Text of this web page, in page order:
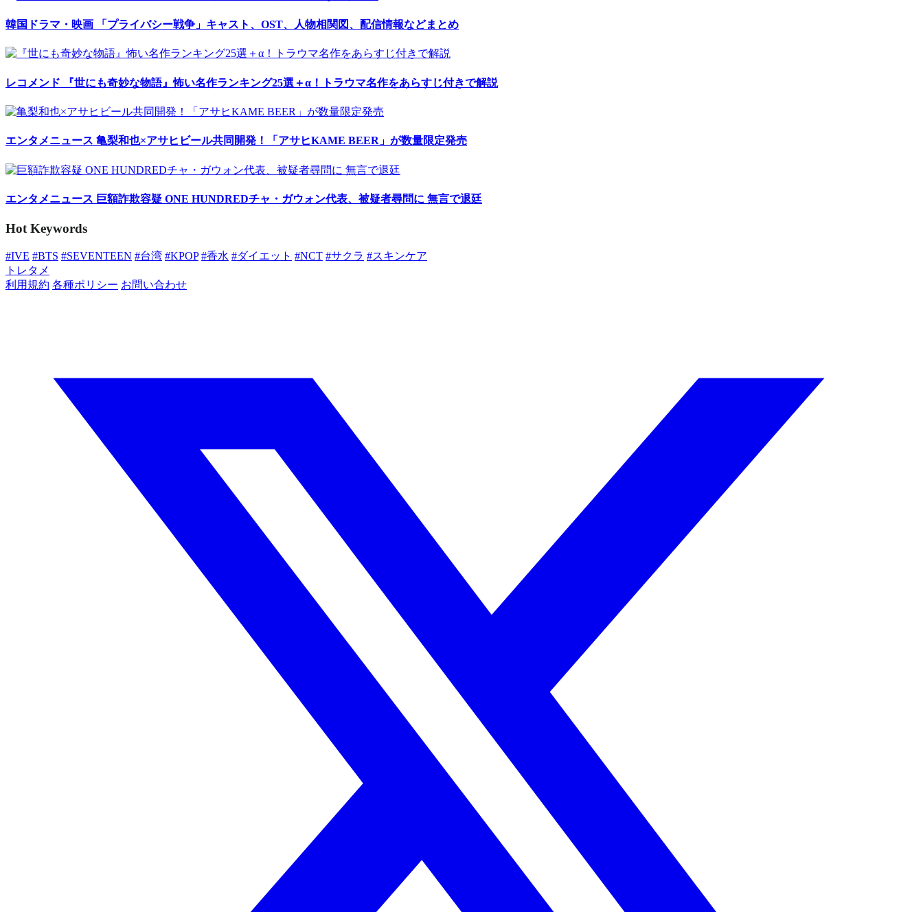
韓国ドラマ・映画 「プライバシー戦争」キャスト、OST、人物相関図、配信情報などまとめ
レコメンド 『世にも奇妙な物語』怖い名作ランキング25選＋α！トラウマ名作をあらすじ付きで解説
エンタメニュース 亀梨和也×アサヒビール共同開発！「アサヒKAME BEER」が数量限定発売
エンタメニュース 巨額詐欺容疑 ONE HUNDREDチャ・ガウォン代表、被疑者尋問に 無言で退廷
Hot Keywords
#IVE #BTS #SEVENTEEN #台湾 #KPOP #香水 #ダイエット #NCT #サクラ #スキンケア
トレタメ
利用規約 各種ポリシー お問い合わせ